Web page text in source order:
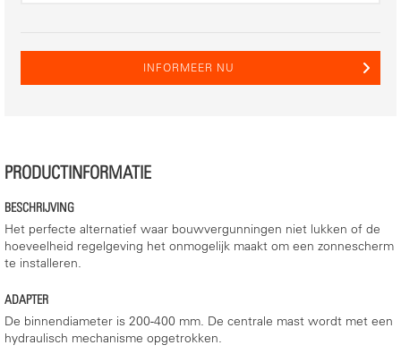
INFORMEER NU
PRODUCTINFORMATIE
BESCHRIJVING
Het perfecte alternatief waar bouwvergunningen niet lukken of de
hoeveelheid regelgeving het onmogelijk maakt om een zonnescherm
te installeren.
ADAPTER
De binnendiameter is 200-400 mm. De centrale mast wordt met een
hydraulisch mechanisme opgetrokken.